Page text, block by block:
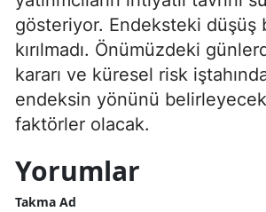
gösteriyor. Endeksteki düşüş
kırılmadı. Önümüzdeki
kararı ve küresel risk
endeksin yönünü
faktörler olacak.
Yorumlar
Takma Ad